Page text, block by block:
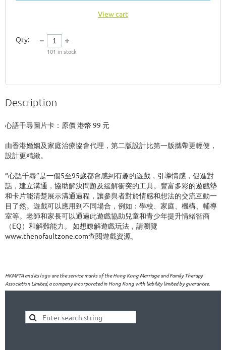
View cart
Qty:
101 in stock
Description
心語千尋圖片卡：原價 港幣 99 元
由香港婚姻及家庭治療協會代理，第二版設計比第一版攜帶更輕便，
設計更精緻。
“心語千尋”是一個5至95歲都會感到有趣的遊戲，引導情感，促進對
話，建立溝通，協助解決問題及緩解衝突的工具。豐富多彩的遊戲墊
和卡片能清楚展示溝通過程，讓參與者對於情感和想法的交流互動一
目了然。遊戲可以應用到不同場合，例如：學校、家庭、機構、輔導
室等。老師和家長可以通過此遊戲協助兒童和青少年提升情緒智商
（EQ）和解難能力。 如想瞭解遊戲玩法，請瀏覽
www.thenofaultzone.com查閱遊戲資源。
HKMFTA and its logo are the service marks of the Hong Kong Marriage and Family Therapy
Association Limited, a company incorporated in Hong Kong with liability limited by guarantee.